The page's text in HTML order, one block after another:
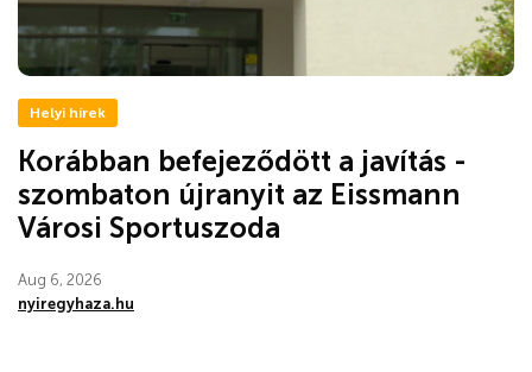
Helyi hírek
Korábban befejeződött a javítás -
szombaton újranyit az Eissmann
Városi Sportuszoda
Aug 6, 2026
nyiregyhaza.hu